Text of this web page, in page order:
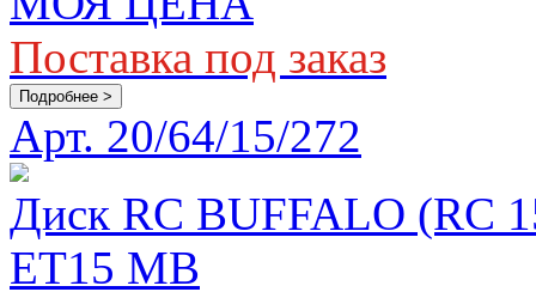
Поставка под заказ
Подробнее >
Арт. 20/64/15/272
Диск RC BUFFALO (RC
ET15 MB